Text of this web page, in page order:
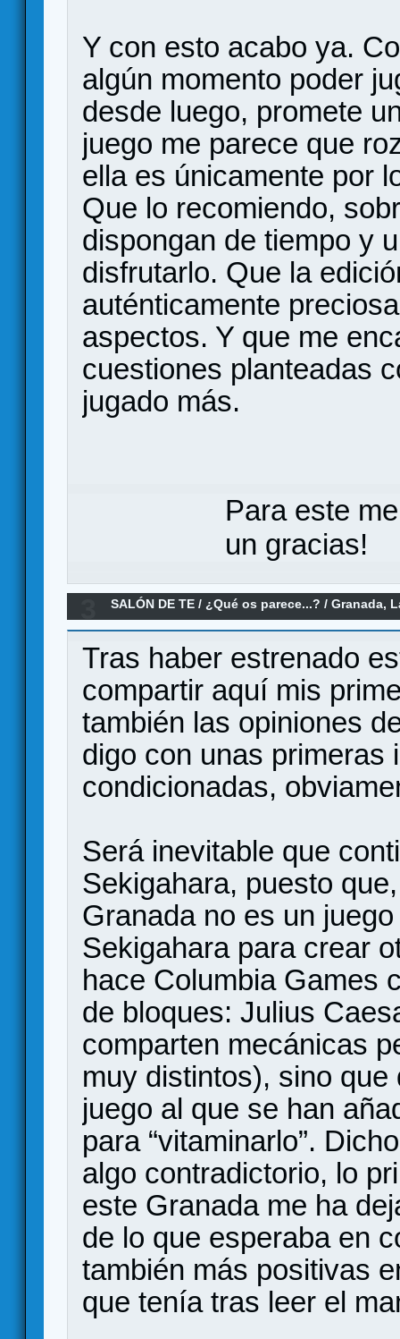
Y con esto acabo ya.
algún momento poder
desde luego, promete
juego me parece que
ella es únicamente por
Que lo recomiendo,
dispongan de tiempo y
disfrutarlo. Que la
auténticamente
aspectos. Y que me
cuestiones planteadas
jugado más.
Para este
un gracias!
SALÓN DE TE / ¿Qué os parece...? /Granada,
Tras haber estrenado
compartir aquí mis
también las opiniones
digo con unas primeras
condicionadas,
Será inevitable que
Sekigahara, puesto
Granada no es un
Sekigahara para crear
hace Columbia Games
de bloques: Julius
comparten mecánicas
muy distintos), sino
juego al que se han
para “vitaminarlo”.
algo contradictorio, lo
este Granada me ha
de lo que esperaba en
también más positivas
que tenía tras leer el